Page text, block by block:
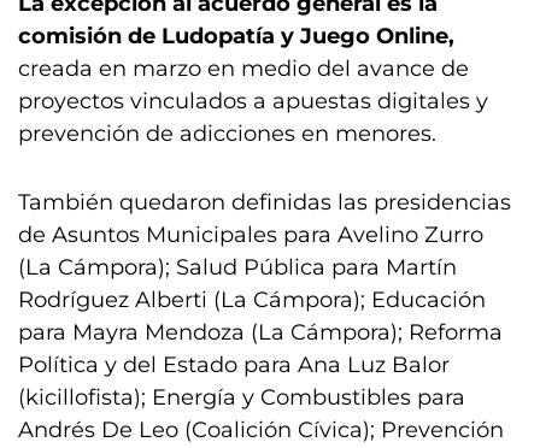
comisión de Ludopatía y Juego Online,
creada en marzo en medio del avance de
proyectos vinculados a apuestas digitales y
prevención de adicciones en menores.
También quedaron definidas las presidencias
de Asuntos Municipales para Avelino Zurro
(La Cámpora); Salud Pública para Martín
Rodríguez Alberti (La Cámpora); Educación
para Mayra Mendoza (La Cámpora); Reforma
Política y del Estado para Ana Luz Balor
(kicillofista); Energía y Combustibles para
Andrés De Leo (Coalición Cívica); Prevención